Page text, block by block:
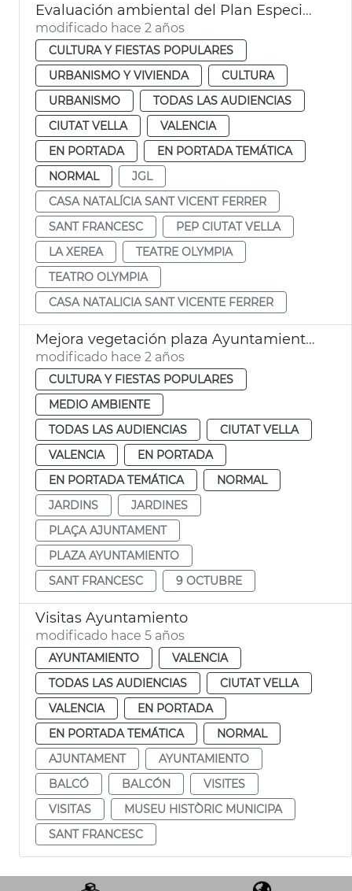
Evaluación ambiental del Plan Especial Protección Ciutat Vella
modificado hace 2 años
CULTURA Y FIESTAS POPULARES
URBANISMO Y VIVIENDA
CULTURA
URBANISMO
TODAS LAS AUDIENCIAS
CIUTAT VELLA
VALENCIA
EN PORTADA
EN PORTADA TEMÁTICA
NORMAL
JGL
CASA NATALÍCIA SANT VICENT FERRER
SANT FRANCESC
PEP CIUTAT VELLA
LA XEREA
TEATRE OLYMPIA
TEATRO OLYMPIA
CASA NATALICIA SANT VICENTE FERRER
Mejora vegetación plaza Ayuntamiento 9 Octubre
modificado hace 2 años
CULTURA Y FIESTAS POPULARES
MEDIO AMBIENTE
TODAS LAS AUDIENCIAS
CIUTAT VELLA
VALENCIA
EN PORTADA
EN PORTADA TEMÁTICA
NORMAL
JARDINS
JARDINES
PLAÇA AJUNTAMENT
PLAZA AYUNTAMIENTO
SANT FRANCESC
9 OCTUBRE
Visitas Ayuntamiento
modificado hace 5 años
AYUNTAMIENTO
VALENCIA
TODAS LAS AUDIENCIAS
CIUTAT VELLA
VALENCIA
EN PORTADA
EN PORTADA TEMÁTICA
NORMAL
AJUNTAMENT
AYUNTAMIENTO
BALCÓ
BALCÓN
VISITES
VISITAS
MUSEU HISTÒRIC MUNICIPA
SANT FRANCESC